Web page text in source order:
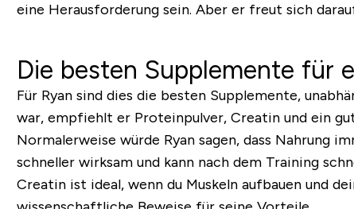
eine Herausforderung sein. Aber er freut sich
Die besten Supplemente für
Für Ryan sind dies die besten Supplemente,
war, empfiehlt er Proteinpulver, Creatin und ein
Normalerweise würde Ryan sagen, dass Nahrung
schneller wirksam und kann nach dem Training
Creatin ist ideal, wenn du Muskeln aufbauen und